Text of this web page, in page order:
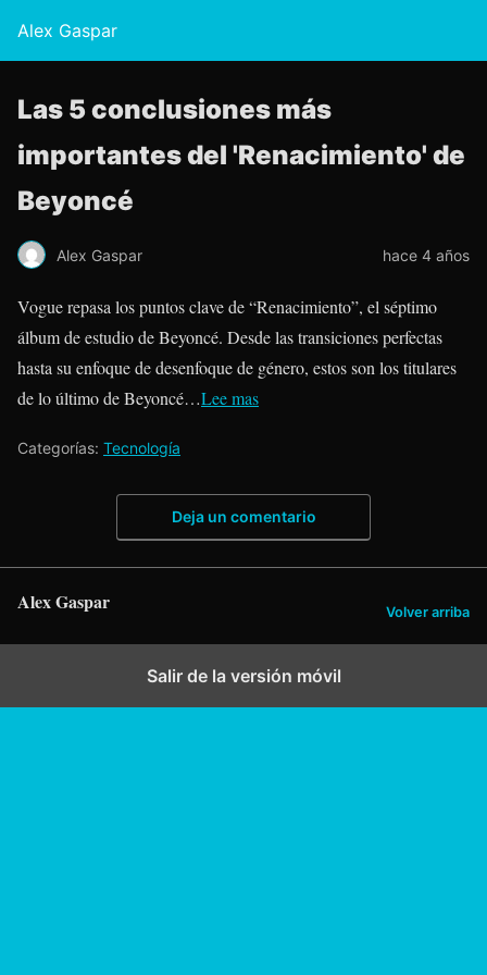
Alex Gaspar
Las 5 conclusiones más
importantes del 'Renacimiento' de
Beyoncé
Alex Gaspar hace 4 años
Vogue repasa los puntos clave de “Renacimiento”, el séptimo
álbum de estudio de Beyoncé. Desde las transiciones perfectas
hasta su enfoque de desenfoque de género, estos son los titulares
de lo último de Beyoncé…Lee mas
Categorías: Tecnología
Deja un comentario
Alex Gaspar Volver arriba
Salir de la versión móvil